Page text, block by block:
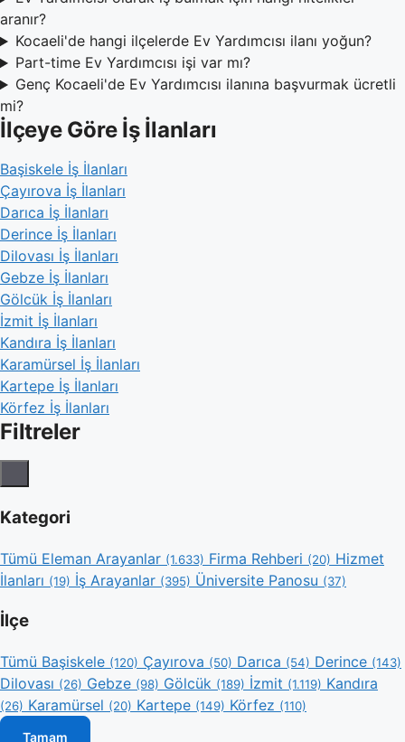
aranır?
Kocaeli'de hangi ilçelerde Ev Yardımcısı ilanı yoğun?
Part-time Ev Yardımcısı işi var mı?
Genç Kocaeli'de Ev Yardımcısı ilanına başvurmak ücretli
mi?
İlçeye Göre İş İlanları
Başiskele İş İlanları
Çayırova İş İlanları
Darıca İş İlanları
Derince İş İlanları
Dilovası İş İlanları
Gebze İş İlanları
Gölcük İş İlanları
İzmit İş İlanları
Kandıra İş İlanları
Karamürsel İş İlanları
Kartepe İş İlanları
Körfez İş İlanları
Filtreler
Kategori
Tümü Eleman Arayanlar (1.633) Firma Rehberi (20) Hizmet
İlanları (19) İş Arayanlar (395) Üniversite Panosu (37)
İlçe
Tümü Başiskele (120) Çayırova (50) Darıca (54) Derince (143)
Dilovası (26) Gebze (98) Gölcük (189) İzmit (1.119) Kandıra
(26) Karamürsel (20) Kartepe (149) Körfez (110)
Tamam